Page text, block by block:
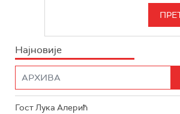
РТС 3
ИНФО
Најновије
Гост Лука Алерић